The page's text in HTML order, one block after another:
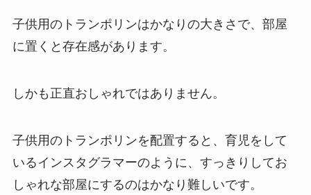
子供用のトランポリンはかなりの大きさで、部屋
に置くと存在感があります。
しかも正直おしゃれではありません。
子供用のトランポリンを配置すると、育児をして
いるインスタグラマーのように、すっきりしてお
しゃれな部屋にするのはかなり難しいです。